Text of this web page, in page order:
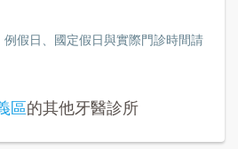
假日、國定假日與實際門診時間請
區的其他牙醫診所